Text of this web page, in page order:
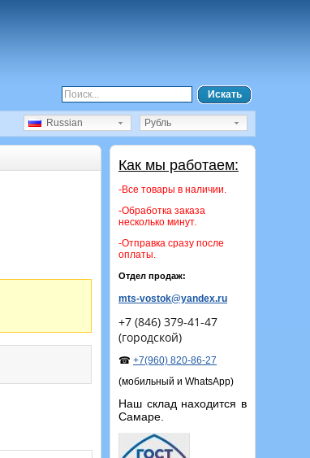
Искать
Рубль
Russian
Как мы работаем:
-Все товары в наличии.
-Обработка заказа
несколько минут.
-Отправка сразу после
оплаты.
Отдел продаж:
mts-vostok@yandex.ru
+7 (846) 379-41-47
(городской)
☎ +7(960) 820-86-27
(мобильный и WhatsApp)
Наш склад находится в
Самаре.